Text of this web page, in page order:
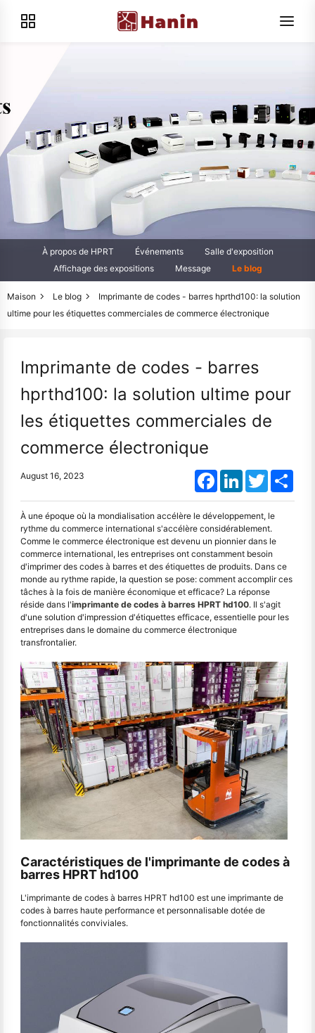
À propos de HPRT Événements
Salle d'exposition
Affichage des expositions
Message Le blog
Maison Le blog
Imprimante de codes - barres hprthd100: la solution
ultime pour les étiquettes commerciales de commerce électronique
Imprimante de codes - barres
hprthd100: la solution ultime pour
les étiquettes commerciales de
commerce électronique
August 16, 2023 FacebookLinkedInTwitter
À une époque où la mondialisation accélère le développement, le
rythme du commerce international s'accélère considérablement.
Comme le commerce électronique est devenu un pionnier dans le
commerce international, les entreprises ont constamment besoin
d'imprimer des codes à barres et des étiquettes de produits. Dans ce
monde au rythme rapide, la question se pose: comment accomplir ces
tâches à la fois de manière économique et efficace? La réponse
réside dans l'imprimante de codes à barres HPRT hd100. Il s'agit
d'une solution d'impression d'étiquettes efficace, essentielle pour les
entreprises dans le domaine du commerce électronique
transfrontalier.
Caractéristiques de l'imprimante de codes à
barres HPRT hd100
L'imprimante de codes à barres HPRT hd100 est une imprimante de
codes à barres haute performance et personnalisable dotée de
fonctionnalités conviviales.